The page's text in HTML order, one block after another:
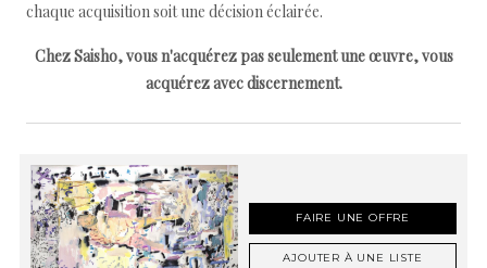
chaque acquisition soit une décision éclairée.
Chez Saisho, vous n'acquérez pas seulement une œuvre, vous
acquérez avec discernement.
FAIRE UNE OFFRE
AJOUTER À UNE LISTE